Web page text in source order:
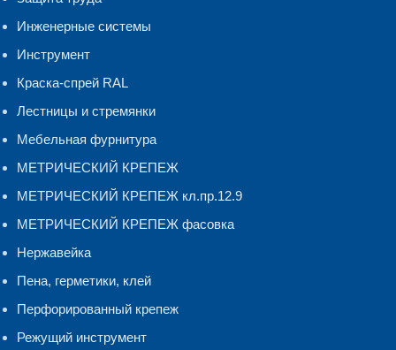
Инженерные системы
Инструмент
Краска-спрей RAL
Лестницы и стремянки
Мебельная фурнитура
МЕТРИЧЕСКИЙ КРЕПЕЖ
МЕТРИЧЕСКИЙ КРЕПЕЖ кл.пр.12.9
МЕТРИЧЕСКИЙ КРЕПЕЖ фасовка
Нержавейка
Пена, герметики, клей
Перфорированный крепеж
Режущий инструмент